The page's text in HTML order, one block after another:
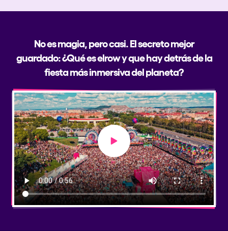
No es magia, pero casi. El secreto mejor
guardado: ¿Qué es elrow y que hay detrás de la
fiesta más inmersiva del planeta?
Play video